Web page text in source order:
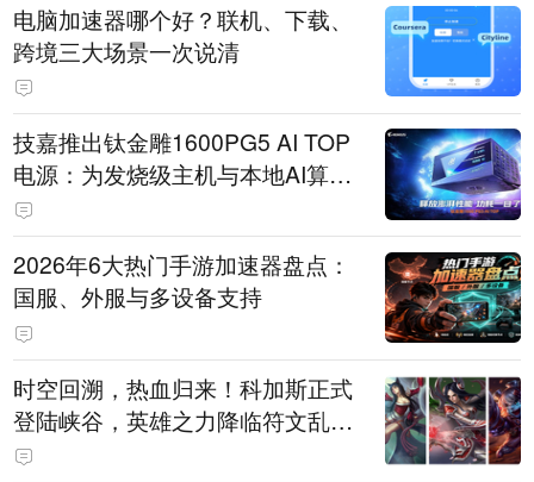
电脑加速器哪个好？联机、下载、
跨境三大场景一次说清
技嘉推出钛金雕1600PG5 AI TOP
电源：为发烧级主机与本地AI算力
打造旗舰供电方案
2026年6大热门手游加速器盘点：
国服、外服与多设备支持
时空回溯，热血归来！科加斯正式
登陆峡谷，英雄之力降临符文乱
斗！